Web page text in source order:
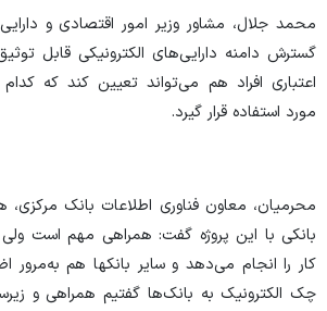
محمد جلال، مشاور وزیر امور اقتصادی و
گسترش دامنه دارایی‌های الکترونیکی قابل
اعتباری افراد هم می‌تواند تعیین کند که کدام
مورد استفاده قرار گیرد.
محرمیان، معاون فناوری اطلاعات بانک مرکزی،
بانکی با این پروژه گفت: همراهی مهم است
کار را انجام می‌دهد و سایر بانکها هم
چک الکترونیک به بانک‌ها گفتیم همراهی ‌و‌